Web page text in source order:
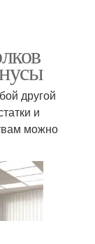
другой
и
можно